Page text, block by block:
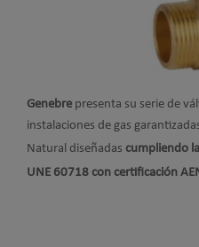
Genebrepresenta su serie de
instalaciones de gas
Natural diseñadas cumpliendo
UNE 60718 con certificación